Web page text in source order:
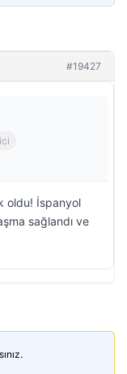
#19427
oldu! İspanyol
sağlandı ve